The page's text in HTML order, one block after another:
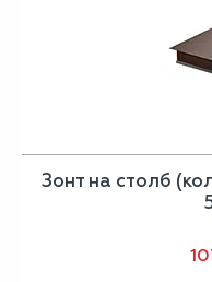
Зонт на столб